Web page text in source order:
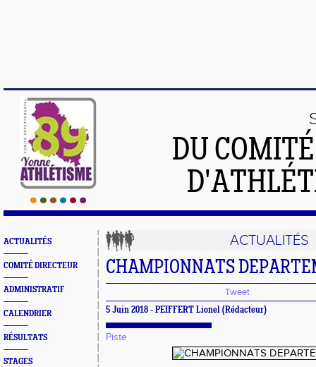
DU
ACTUALITÉS
COMITÉ DIRECTEUR
ADMINISTRATIF
CALENDRIER
RÉSULTATS
STAGES
ACTUALITÉS
CHAMPIONNATS
Tweet
5 Juin 2018 - PEIFFERT Lionel (Rédacteur)
Piste